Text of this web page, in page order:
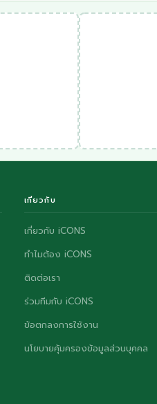
เกี่ยวกับ
เกี่ยวกับ iCONS
ทำไมต้อง iCONS
ติดต่อเรา
ร่วมทีมกับ iCONS
ข้อตกลงการใช้งาน
นโยบายคุ้มครองข้อมูลส่วนบุคคล